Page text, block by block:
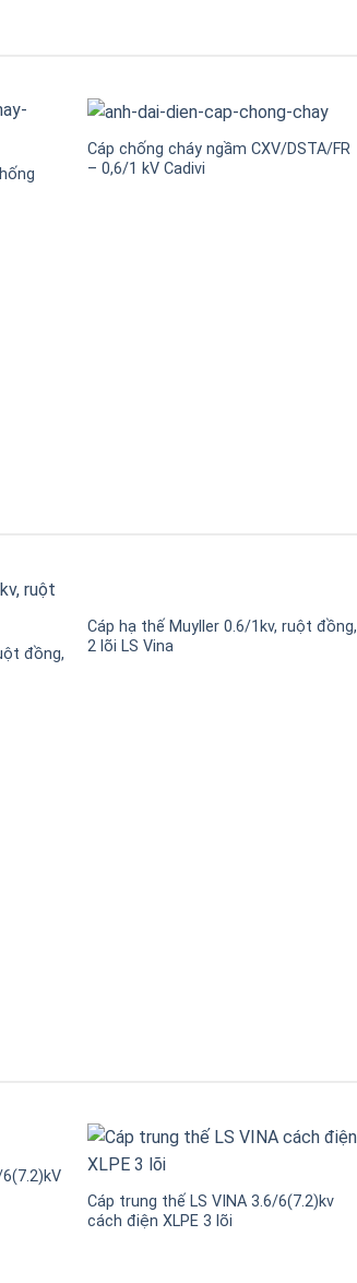
Cáp chống cháy ngầm CXV/DSTA/FR
– 0,6/1 kV Cadivi
đồng,
Cáp hạ thế Muyller 0.6/1kv, ruột đồng,
2 lõi LS Vina
Cáp trung thế LS VINA 3.6/6(7.2)kv
cách điện XLPE 3 lõi